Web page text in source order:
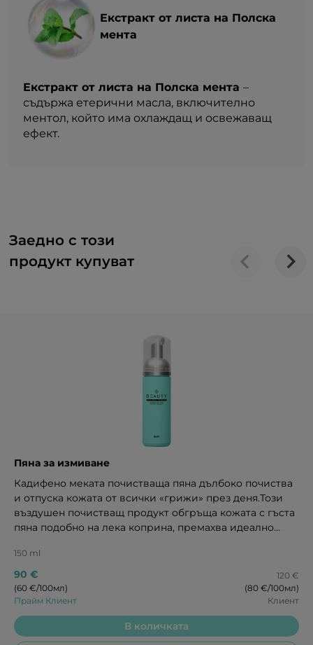
Екстракт от листа на Полска
мента
Екстракт от листа на Полска мента–
съдържа етерични масла, включително
ментол, който има охлаждащ и освежаващ
ефект.
Заедно с този
продукт купуват
Пяна за измиване
Кадифено меката почистваща пяна дълбоко почиства
и отпуска кожата от всички «грижи» през деня.Този
въздушен почистващ продукт обгръща кожата с гъста
пяна подобно на лека коприна, премахва идеално
почиства без да уврежда естествения защитен слой,
отпуска кожата и осигурява оптимална основа за
последваща грижа.150 мл
150 ml
90 €
(60 €/100мл)
Прайм Клиент
120 €
(80 €/100мл)
Клиент
В количката